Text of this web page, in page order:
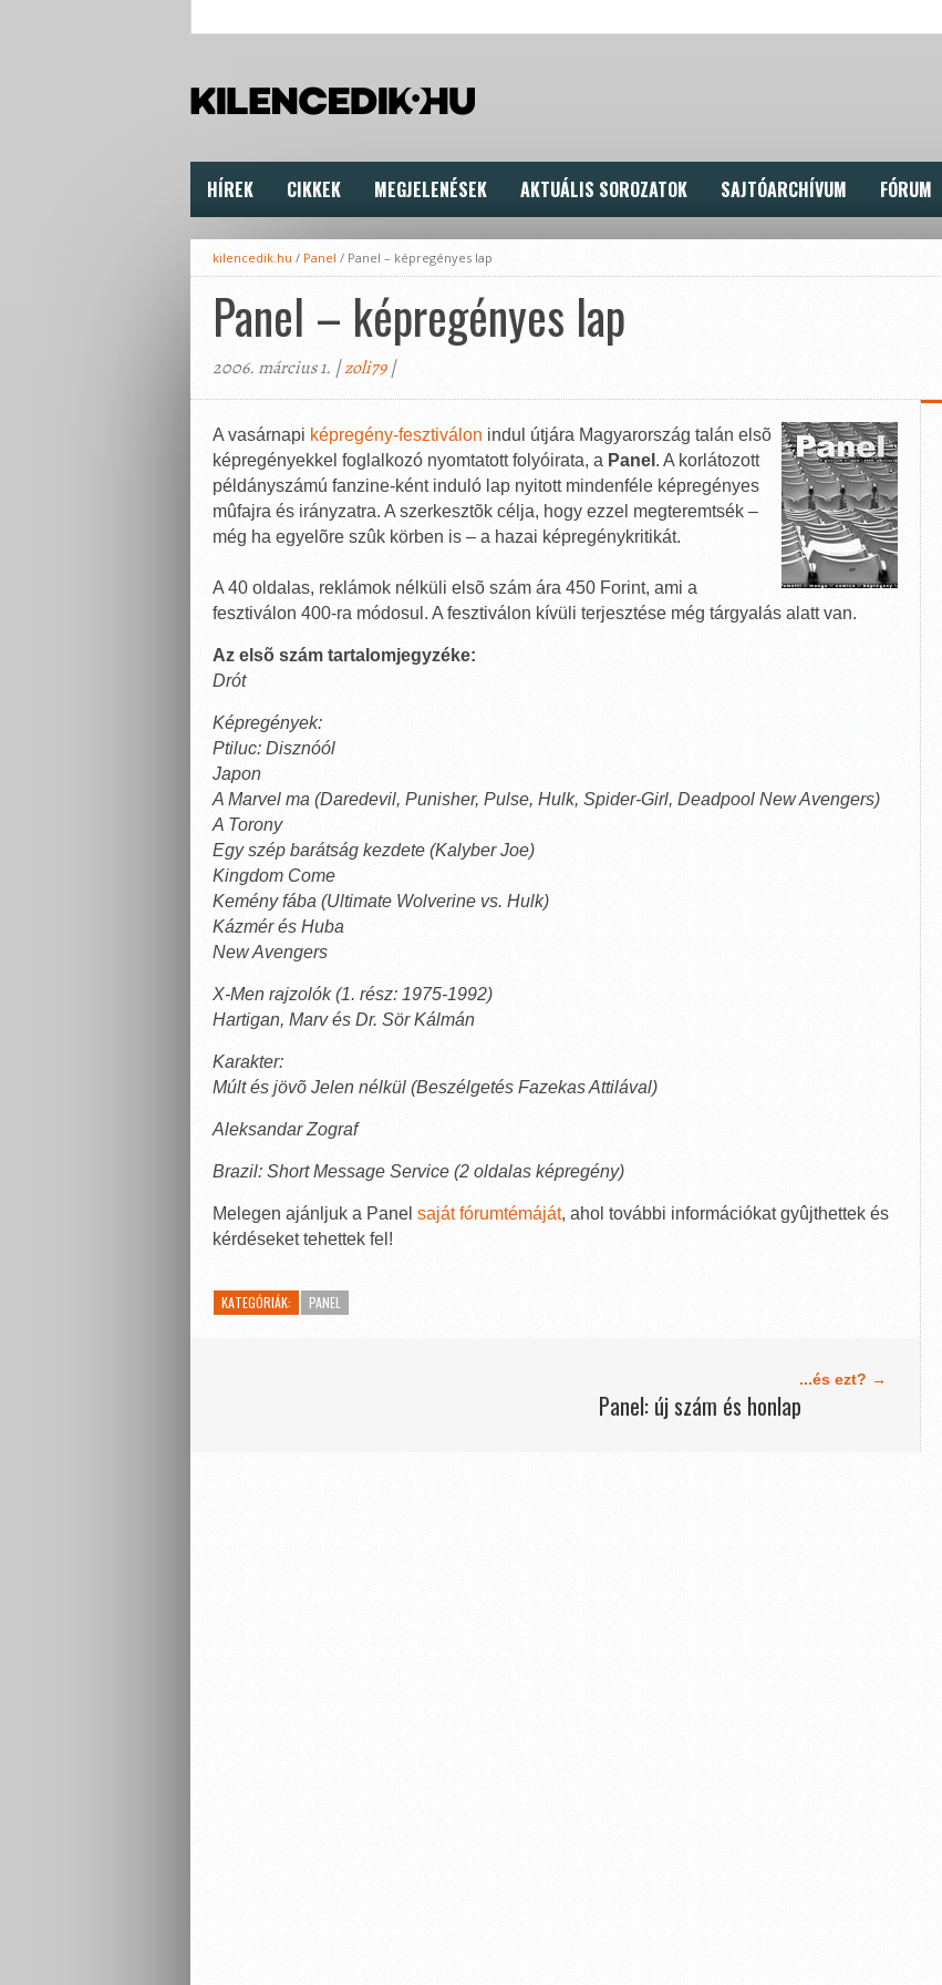
HÍREK CIKKEK MEGJELENÉSEK AKTUÁLIS SOROZATOK SAJTÓARCHÍVUM FÓRUM
kilencedik.hu / Panel / Panel – képregényes lap
Panel – képregényes lap
2006. március 1. |zoli79|
A vasárnapi képregény-fesztiválon indul útjára Magyarország talán elsõ
képregényekkel foglalkozó nyomtatott folyóirata, a Panel . A korlátozott
példányszámú fanzine-ként induló lap nyitott mindenféle képregényes
mûfajra és irányzatra. A szerkesztõk célja, hogy ezzel megteremtsék –
még ha egyelõre szûk körben is – a hazai képregénykritikát.
A 40 oldalas, reklámok nélküli elsõ szám ára 450 Forint, ami a
fesztiválon 400-ra módosul. A fesztiválon kívüli terjesztése még tárgyalás alatt van.
Az elsõ szám tartalomjegyzéke:
Drót
Képregények:
Ptiluc: Disznóól
Japon
A Marvel ma (Daredevil, Punisher, Pulse, Hulk, Spider-Girl, Deadpool New Avengers)
A Torony
Egy szép barátság kezdete (Kalyber Joe)
Kingdom Come
Kemény fába (Ultimate Wolverine vs. Hulk)
Kázmér és Huba
New Avengers
X-Men rajzolók (1. rész: 1975-1992)
Hartigan, Marv és Dr. Sör Kálmán
Karakter:
Múlt és jövõ Jelen nélkül (Beszélgetés Fazekas Attilával)
Aleksandar Zograf
Brazil: Short Message Service (2 oldalas képregény)
Melegen ajánljuk a Panel saját fórumtémáját, ahol további információkat gyûjthettek és
kérdéseket tehettek fel!
KATEGÓRIÁK: PANEL
...és ezt? →
Panel: új szám és honlap